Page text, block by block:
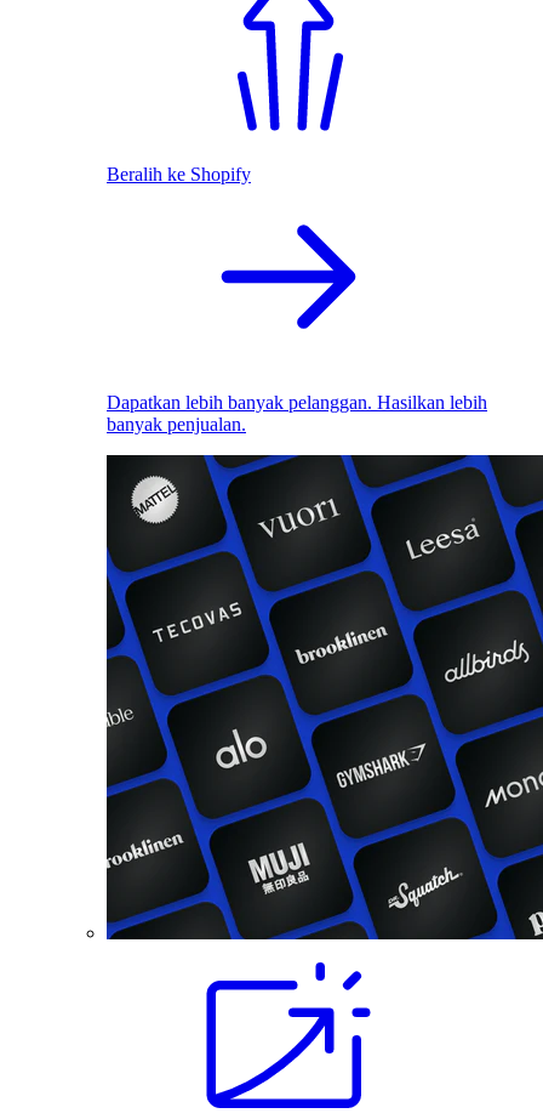
Beralih ke Shopify
Dapatkan lebih banyak pelanggan. Hasilkan lebih
banyak penjualan.